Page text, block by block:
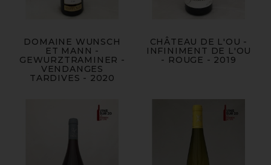
DOMAINE WUNSCH
ET MANN -
GEWURZTRAMINER -
VENDANGES
TARDIVES - 2020
CHÂTEAU DE L'OU -
INFINIMENT DE L'OU
- ROUGE - 2019